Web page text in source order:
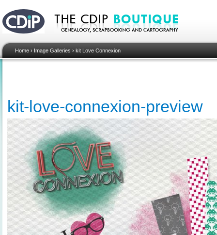
Home › Image Galleries › kit Love Connexion
kit-love-connexion-preview